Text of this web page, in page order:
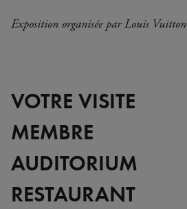
Exposition organisée par Louis Vuitton
VOTRE VISITE
MEMBRE
AUDITORIUM
RESTAURANT